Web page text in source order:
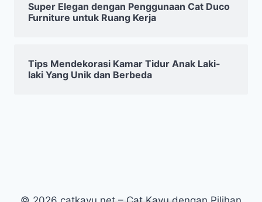
Super Elegan dengan Penggunaan Cat Duco
Furniture untuk Ruang Kerja
Tips Mendekorasi Kamar Tidur Anak Laki-
laki Yang Unik dan Berbeda